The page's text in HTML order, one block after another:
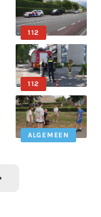
112
112
ALGEMEEN